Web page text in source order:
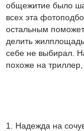
общежитие было
всех эта
остальным
делить
себе не выбирал.
похоже на
1. Надежда на